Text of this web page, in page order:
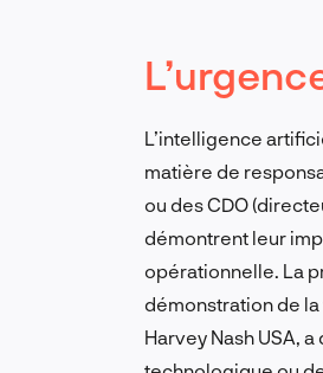
L’intelligence
matière de
ou des CDO
démontrent leur
opérationnelle. La
démonstration de
Harvey Nash USA,